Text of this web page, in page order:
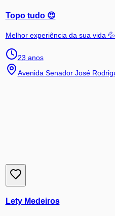
Topo tudo 😍
Melhor experiência da sua vida
23 anos
Avenida Senador José
Lety Medeiros